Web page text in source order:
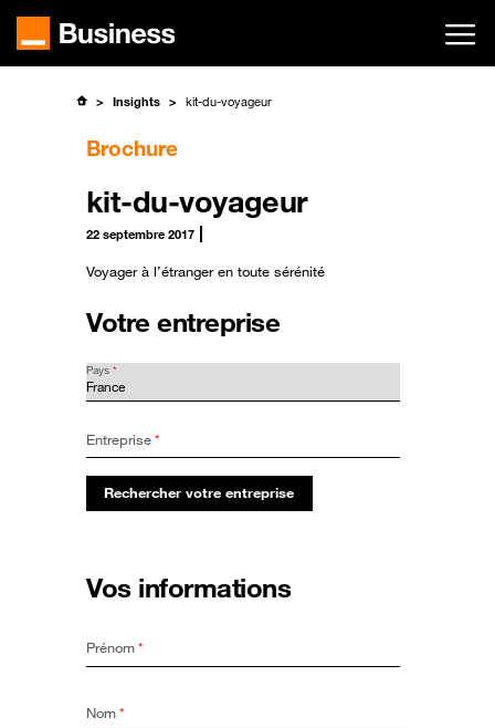
contenu
Insights kit-du-voyageur
Brochure
kit-du-voyageur
22 septembre 2017
Voyager à l’étranger en toute sérénité
Votre entreprise
*
Pays
*
Entreprise
Rechercher votre entreprise
Vos informations
*
Prénom
*
Nom